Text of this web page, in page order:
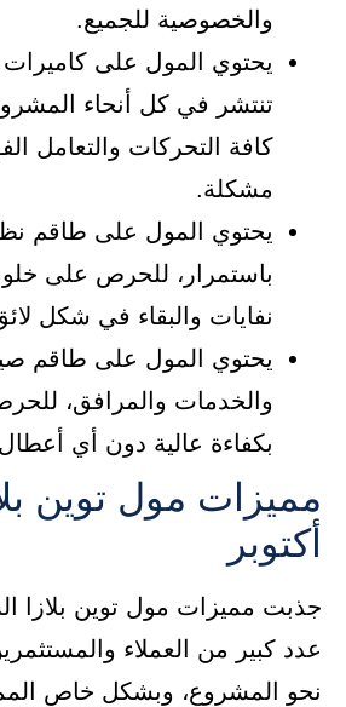
والخصوصية للجميع.
يحتوي المول على كاميرات
تنتشر في كل أنحاء
كافة التحركات والتعامل
مشكلة.
يحتوي المول على طاقم
باستمرار، للحرص على
نفايات والبقاء في شكل
يحتوي المول على طاقم
والخدمات والمرافق،
بكفاءة عالية دون أي
أكتوبر
جذبت مميزات مول توين بلازا
عدد كبير من العملاء
نحو المشروع، وبشكل خاص